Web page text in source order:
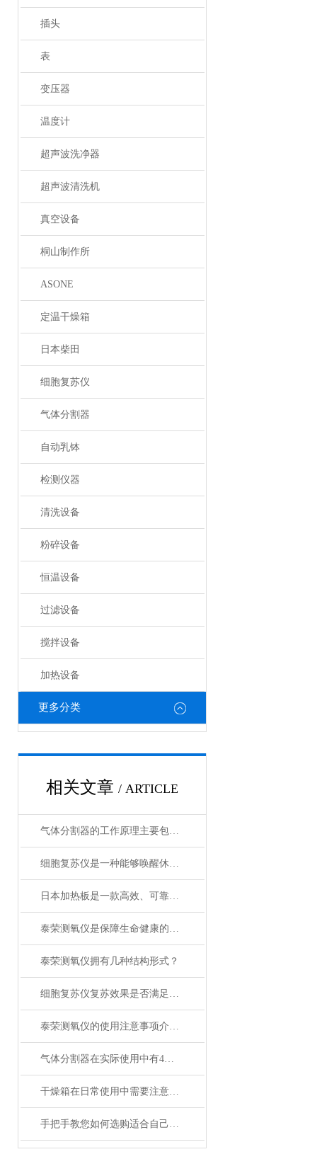
插头
表
变压器
温度计
超声波洗净器
超声波清洗机
真空设备
桐山制作所
ASONE
定温干燥箱
日本柴田
细胞复苏仪
气体分割器
自动乳钵
检测仪器
清洗设备
粉碎设备
恒温设备
过滤设备
搅拌设备
加热设备
更多分类
相关文章 / ARTICLE
气体分割器的工作原理主要包括以下3个方面
细胞复苏仪是一种能够唤醒休眠状态细胞的创新设备
日本加热板是一款高效、可靠的加热设备
泰荣测氧仪是保障生命健康的重要工具
泰荣测氧仪拥有几种结构形式？
细胞复苏仪复苏效果是否满足您的实际要求？
泰荣测氧仪的使用注意事项介绍及操作规程
气体分割器在实际使用中有4大特性
干燥箱在日常使用中需要注意哪些事项？
手把手教您如何选购适合自己的日本加热板？